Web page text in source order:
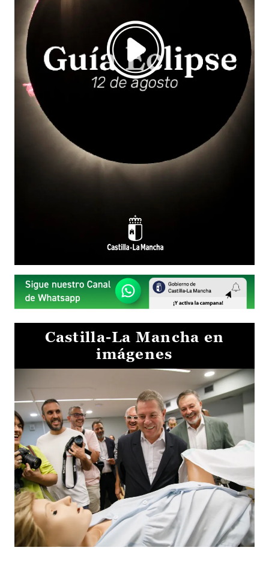
Castilla-La Mancha en
imágenes